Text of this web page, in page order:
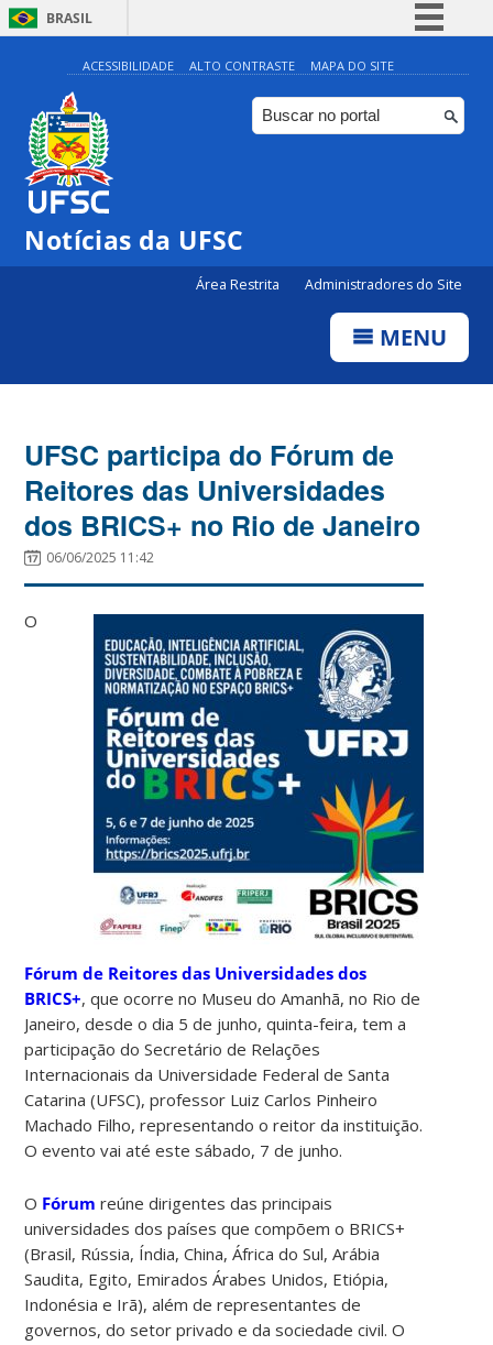
BRASIL
Simplifique!
Comunica BR
Participe
ACESSIBILIDADE ALTO CONTRASTE MAPA DO SITE
Notícias da UFSC
Área Restrita Administradores do Site
MENU
UFSC participa do Fórum de
Reitores das Universidades
dos BRICS+ no Rio de Janeiro
06/06/2025 11:42
O
Fórum de Reitores das Universidades dos
BRICS+, que ocorre no Museu do Amanhã, no Rio de
Janeiro, desde o dia 5 de junho, quinta-feira, tem a
participação do Secretário de Relações
Internacionais da Universidade Federal de Santa
Catarina (UFSC), professor Luiz Carlos Pinheiro
Machado Filho, representando o reitor da instituição.
O evento vai até este sábado, 7 de junho.
O Fórum reúne dirigentes das principais
universidades dos países que compõem o BRICS+
(Brasil, Rússia, Índia, China, África do Sul, Arábia
Saudita, Egito, Emirados Árabes Unidos, Etiópia,
Indonésia e Irã), além de representantes de
governos, do setor privado e da sociedade civil. O